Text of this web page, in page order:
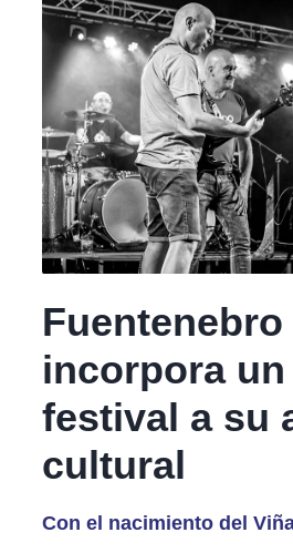
Fuentenebro
incorpora
festival a su
cultural
Con el nacimiento del